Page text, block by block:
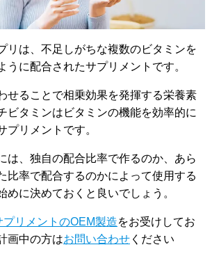
リは、不足しがちな複数のビタミンを
うに配合されたサプリメントです。
せることで相乗効果を発揮する栄養素
ビタミンはビタミンの機能を効率的に
プリメントです。
は、独自の配合比率で作るのか、あら
比率で配合するのかによって使用する
めに決めておくと良いでしょう。
プリメントのOEM製造をお受けしてお
画中の方はお問い合わせ ください